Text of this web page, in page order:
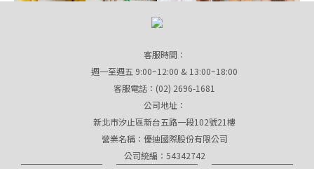
客服時間：
週一至週五 9:00~12:00 & 13:00~18:00
客服電話：(02) 2696-1681
公司地址：
新北市汐止區新台五路一段102號21樓
營業名稱：優迪國際股份有限公司
公司統編：54342742